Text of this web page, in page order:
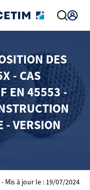
DES
- CAS
EN 45553 -
- VERSION
Mis à jour le : 19/07/2024